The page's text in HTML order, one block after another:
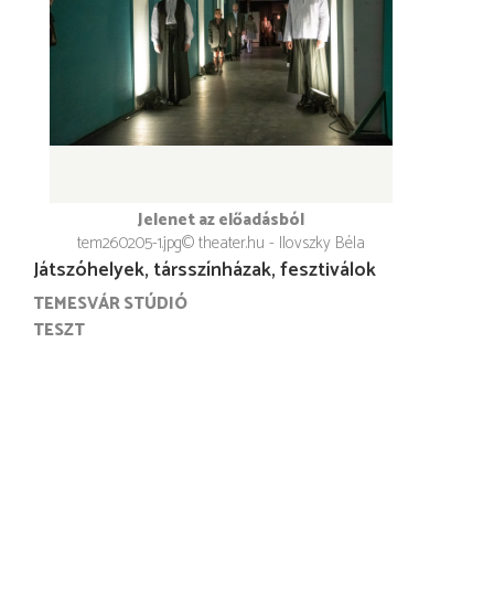
Jelenet az előadásból
© theater.hu - Ilovszky Béla
tem260205-1.jpg
Játszóhelyek, társszínházak, fesztiválok
TEMESVÁR STÚDIÓ
TESZT